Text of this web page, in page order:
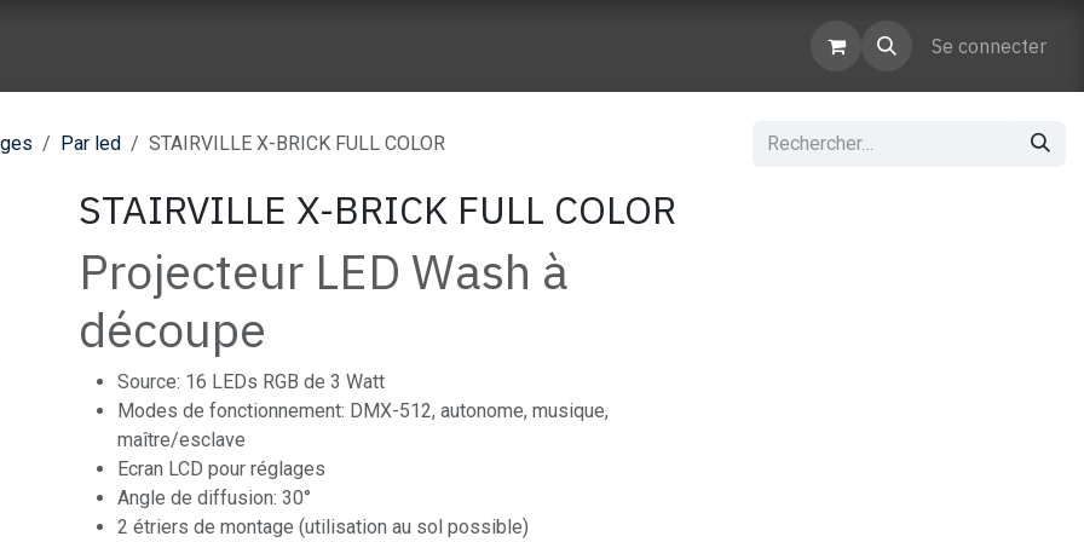
Se connecter
Par led STAIRVILLE X-BRICK FULL COLOR
STAIRVILLE X-BRICK FULL COLOR
Projecteur LED Wash à
découpe
Source: 16 LEDs RGB de 3 Watt
Modes de fonctionnement: DMX-512, autonome, musique,
maître/esclave
Ecran LCD pour réglages
Angle de diffusion: 30°
2 étriers de montage (utilisation au sol possible)